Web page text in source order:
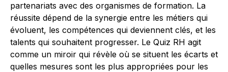
partenariats avec des organismes de formation. La
réussite dépend de la synergie entre les métiers qui
évoluent, les compétences qui deviennent clés, et les
talents qui souhaitent progresser. Le Quiz RH agit
comme un miroir qui révèle où se situent les écarts et
quelles mesures sont les plus appropriées pour les